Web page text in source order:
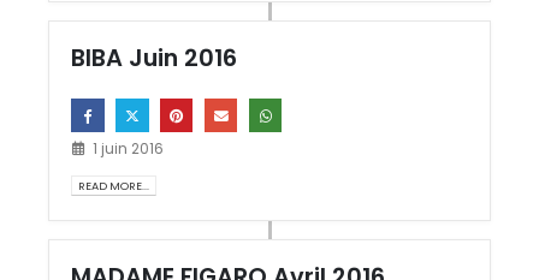
BIBA Juin 2016
1 juin 2016
READ MORE...